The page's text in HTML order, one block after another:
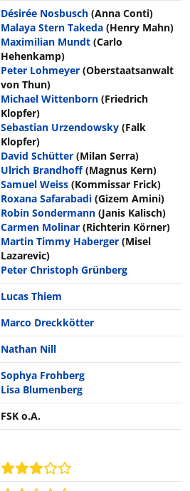
Désirée Nosbusch (Anna Conti)
Malaya Stern Takeda (Henry Mahn)
Maximilian Mundt (Carlo
Hehenkamp)
Peter Lohmeyer (Oberstaatsanwalt
von Thun)
Michael Wittenborn (Friedrich
Klopfer)
Sebastian Urzendowsky (Falk
Klopfer)
David Schütter (Milan Serra)
Ulrich Brandhoff (Magnus Kern)
Samuel Weiss (Kommissar Frick)
Roxana Safarabadi (Gizem Amini)
Robin Sondermann (Janis Kalisch)
Carmen Molinar (Richterin Körner)
Martin Timmy Haberger (Misel
Lazarevic)
Peter Christoph Grünberg
Lucas Thiem
Marco Dreckkötter
Nathan Nill
Sophya Frohberg
Lisa Blumenberg
FSK o.A.